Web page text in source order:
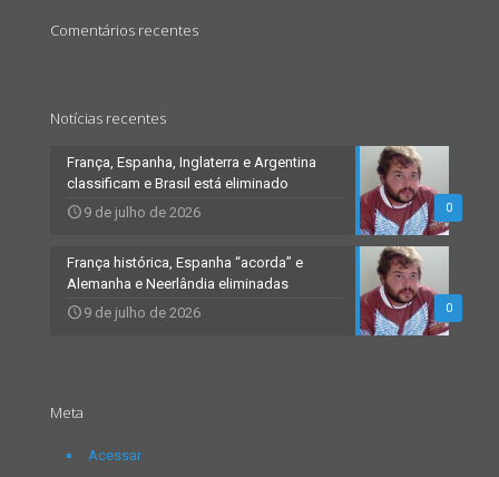
Comentários recentes
Notícias recentes
0
França, Espanha, Inglaterra e Argentina
classificam e Brasil está eliminado
9 de julho de 2026
0
França histórica, Espanha “acorda” e
Alemanha e Neerlândia eliminadas
9 de julho de 2026
Meta
Acessar